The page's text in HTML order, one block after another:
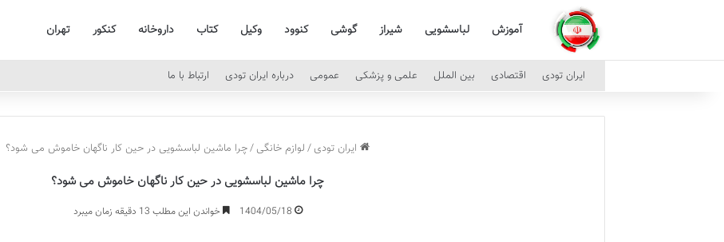
آموزش لباسشویی شیراز گوشی کنوود وکیل کتاب داروخانه کنکور تهران
ایران تودی اقتصادی بین الملل علمی و پزشکی عمومی درباره ایران تودی ارتباط با ما
ایران تودی / لوازم خانگی /چرا ماشین لباسشویی در حین کار ناگهان خاموش می شود؟
چرا ماشین لباسشویی در حین کار ناگهان خاموش می شود؟
1404/05/18 خواندن این مطلب 13 دقیقه زمان میبرد